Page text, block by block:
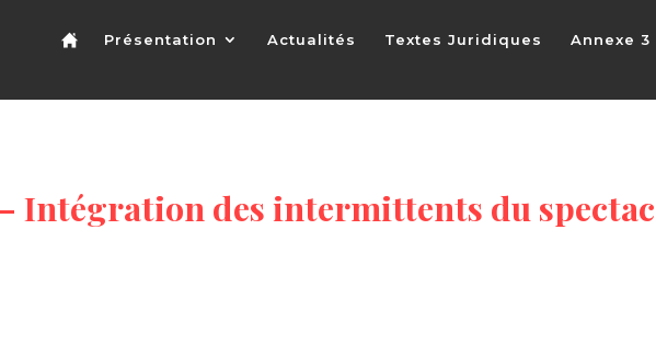
Présentation Actualités Textes Juridiques Annexe 3
Intégration des intermittents du